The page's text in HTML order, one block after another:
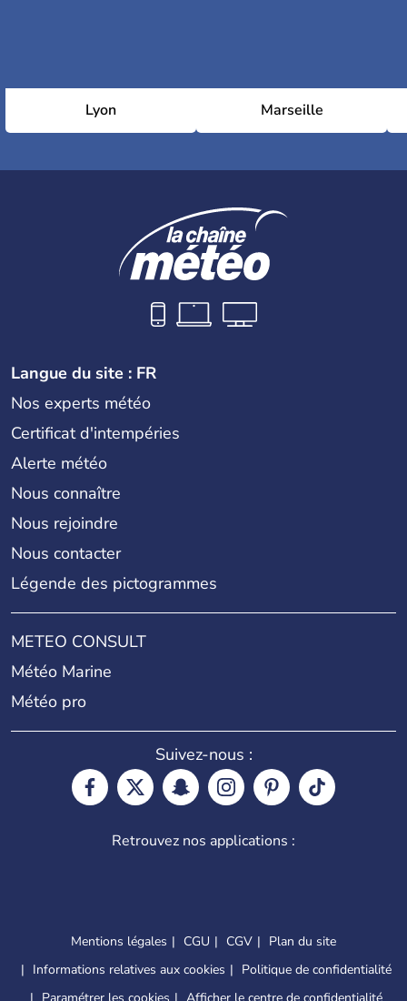
Lyon Marseille
Langue du site : FR
Nos experts météo
Certificat d'intempéries
Alerte météo
Nous connaître
Nous rejoindre
Nous contacter
Légende des pictogrammes
METEO CONSULT
Météo Marine
Météo pro
Suivez-nous :
Retrouvez nos applications :
Mentions légales CGU CGV
Plan du site
Informations relatives aux cookies
Politique de confidentialité